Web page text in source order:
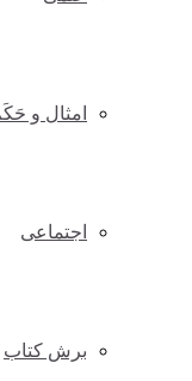
امثال و
اجتماعی
برش کتاب